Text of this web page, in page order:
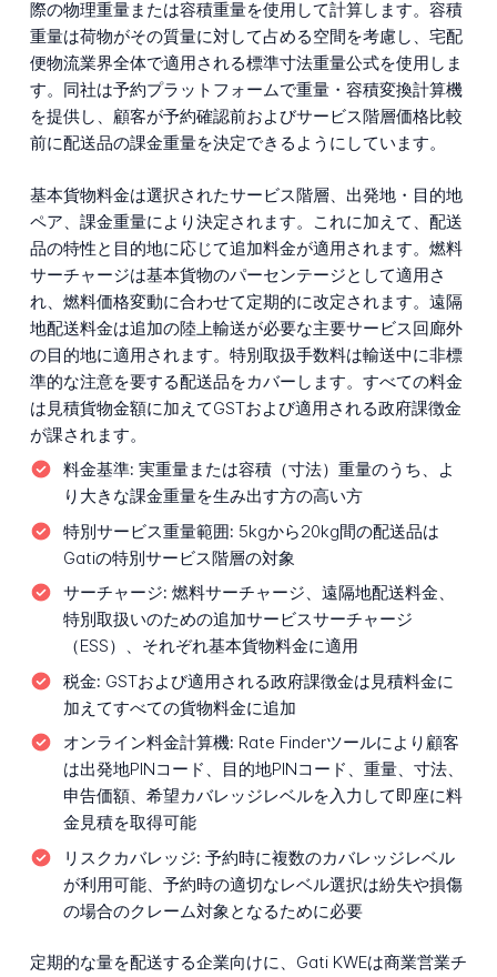
際の物理重量または容積重量を使用して計算します。容積
重量は荷物がその質量に対して占める空間を考慮し、宅配
便物流業界全体で適用される標準寸法重量公式を使用しま
す。同社は予約プラットフォームで重量・容積変換計算機
を提供し、顧客が予約確認前およびサービス階層価格比較
前に配送品の課金重量を決定できるようにしています。
基本貨物料金は選択されたサービス階層、出発地・目的地
ペア、課金重量により決定されます。これに加えて、配送
品の特性と目的地に応じて追加料金が適用されます。燃料
サーチャージは基本貨物のパーセンテージとして適用さ
れ、燃料価格変動に合わせて定期的に改定されます。遠隔
地配送料金は追加の陸上輸送が必要な主要サービス回廊外
の目的地に適用されます。特別取扱手数料は輸送中に非標
準的な注意を要する配送品をカバーします。すべての料金
は見積貨物金額に加えてGSTおよび適用される政府課徴金
が課されます。
料金基準: 実重量または容積（寸法）重量のうち、よ
り大きな課金重量を生み出す方の高い方
特別サービス重量範囲: 5kgから20kg間の配送品は
Gatiの特別サービス階層の対象
サーチャージ: 燃料サーチャージ、遠隔地配送料金、
特別取扱いのための追加サービスサーチャージ
（ESS）、それぞれ基本貨物料金に適用
税金: GSTおよび適用される政府課徴金は見積料金に
加えてすべての貨物料金に追加
オンライン料金計算機: Rate Finderツールにより顧客
は出発地PINコード、目的地PINコード、重量、寸法、
申告価額、希望カバレッジレベルを入力して即座に料
金見積を取得可能
リスクカバレッジ: 予約時に複数のカバレッジレベル
が利用可能、予約時の適切なレベル選択は紛失や損傷
の場合のクレーム対象となるために必要
定期的な量を配送する企業向けに、Gati KWEは商業営業チ